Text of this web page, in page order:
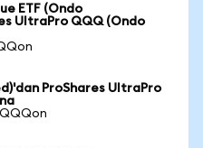
ETF (Ondo
UltraPro QQQ (Ondo
ProShares UltraPro